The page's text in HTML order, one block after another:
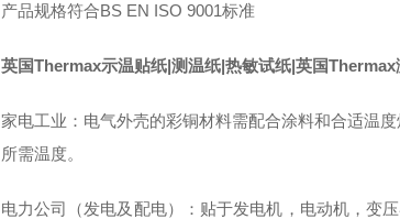
产品规格符合BS EN ISO 9001标准
英国Thermax示温贴纸|测温纸|热敏试纸|英国Thermax
家电工业：电气外壳的彩铜材料需配合涂料和合适温
所需温度。
电力公司（发电及配电）：贴于发电机，电动机，变